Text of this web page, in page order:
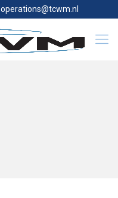
operations@tcwm.nl